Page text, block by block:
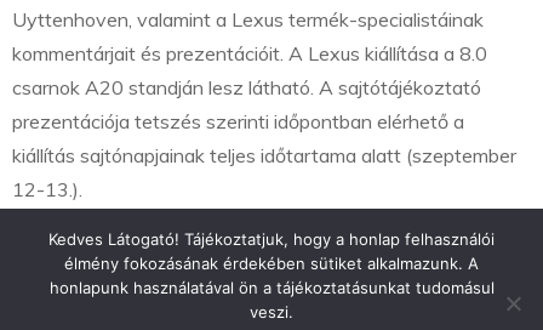
Uyttenhoven, valamint a Lexus termék-specialistáinak
kommentárjait és prezentációit. A Lexus kiállítása a 8.0
csarnok A20 standján lesz látható. A sajtótájékoztató
prezentációja tetszés szerinti időpontban elérhető a
kiállítás sajtónapjainak teljes időtartama alatt (szeptember
12-13.).
Kedves Látogató! Tájékoztatjuk, hogy a honlap felhasználói
élmény fokozásának érdekében sütiket alkalmazunk. A
honlapunk használatával ön a tájékoztatásunkat tudomásul
veszi.